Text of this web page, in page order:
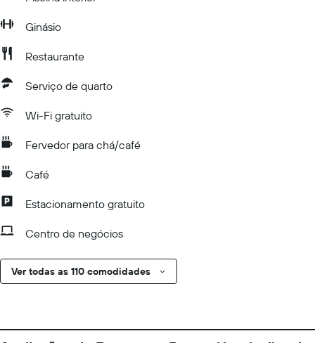
Ginásio
Restaurante
Serviço de quarto
Wi-Fi gratuito
Fervedor para chá/café
Café
Estacionamento gratuito
Centro de negócios
Ver todas as 110 comodidades